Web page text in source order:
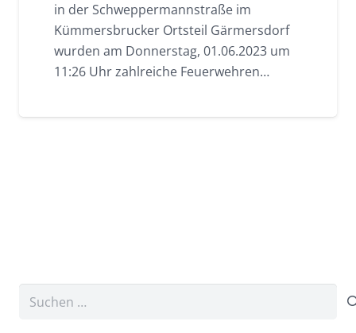
in der Schweppermannstraße im
Kümmersbrucker Ortsteil Gärmersdorf
wurden am Donnerstag, 01.06.2023 um
11:26 Uhr zahlreiche Feuerwehren…
Suchen